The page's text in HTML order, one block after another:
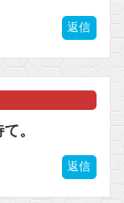
【ウマ娘】ライツ博士ってちゃんとお風呂入れてるんやろか？
返信
。
返信